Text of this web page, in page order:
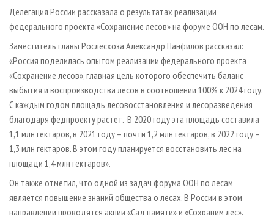
ПРОИЗВОДСТВО ДРЕВЕСНЫХ ПЛИТ
ДЕРЕВЯННОЕ ДОМОСТРОЕНИЕ
ПРОИЗВОДСТВО МЕБЕЛИ
БИОЭНЕРГЕТИКА
ЦБП
ИНСТРУМЕНТ И МАТЕРИАЛЫ
МОБИЛЬНЫЕ ВЫСТАВКИ
ОФИЦИАЛЬНЫЕ ДЕЛЕГАЦИИ
ПРИОРИТЕТНЫЕ ИНВЕСТПРОЕКТЫ
RUSSIAN FORESTRY REVIEW
ГАЗЕТА ЛЕСПРОМФОРУМ
БИБЛИОТЕКА СПЕЦИАЛИСТА
РЕКЛАМА НА САЙТЕ
Делегация России рассказала о результатах реализации
федерального проекта «Сохранение лесов» на форуме ООН по лесам.
Заместитель главы Рослесхоза Александр Панфилов рассказал:
«Россия поделилась опытом реализации федерального проекта
«Сохранение лесов», главная цель которого обеспечить баланс
выбытия и воспроизводства лесов в соотношении 100% к 2024 году.
С каждым годом площадь лесовосстановления и лесоразведения
благодаря федпроекту растет. В 2020 году эта площадь составила
1,1 млн гектаров, в 2021 году – почти 1,2 млн гектаров, в 2022 году –
1,3 млн гектаров. В этом году планируется восстановить лес на
площади 1,4 млн гектаров».
Он также отметил, что одной из задач форума ООН по лесам
является повышение знаний общества о лесах. В России в этом
направлении проводятся акции «Сад памяти» и «Сохраним лес»,